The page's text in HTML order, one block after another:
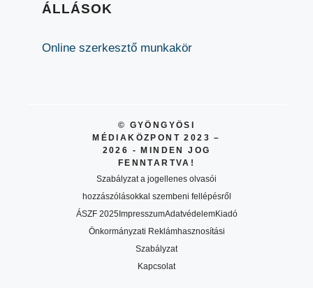
ÁLLÁSOK
Online szerkesztő munkakör
© GYÖNGYÖSI
MÉDIAKÖZPONT 2023 –
2026 - MINDEN JOG
FENNTARTVA!
Szabályzat a jogellenes olvasói
hozzászólásokkal szembeni fellépésről
ÁSZF 2025ImpresszumAdatvédelemKiadó
Önkormányzati Reklámhasznosítási
Szabályzat
Kapcsolat